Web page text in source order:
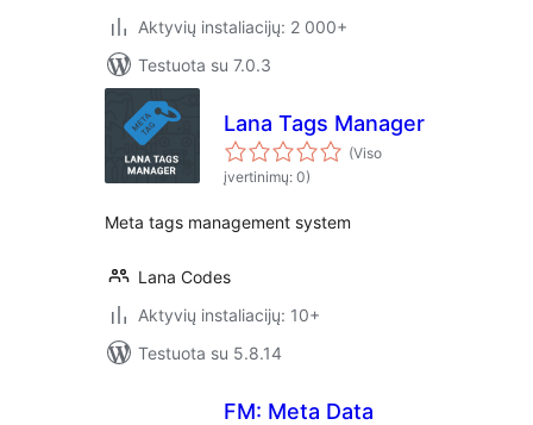
Aktyvių instaliacijų: 2 000+
Testuota su 7.0.3
Lana Tags Manager
(Viso
įvertinimų: 0)
Meta tags management system
Lana Codes
Aktyvių instaliacijų: 10+
Testuota su 5.8.14
FM: Meta Data